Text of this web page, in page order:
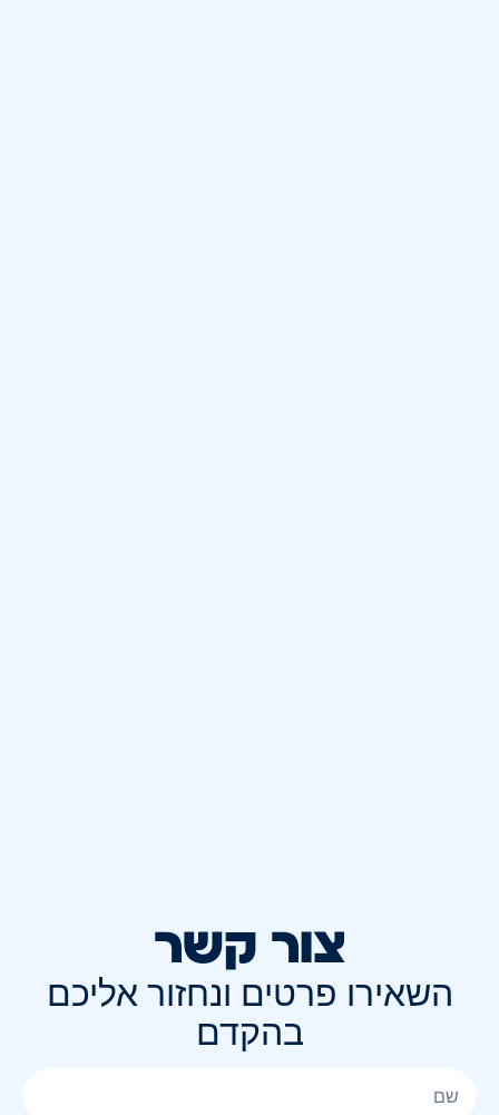
צור קשר
השאירו פרטים ונחזור אליכם
בהקדם